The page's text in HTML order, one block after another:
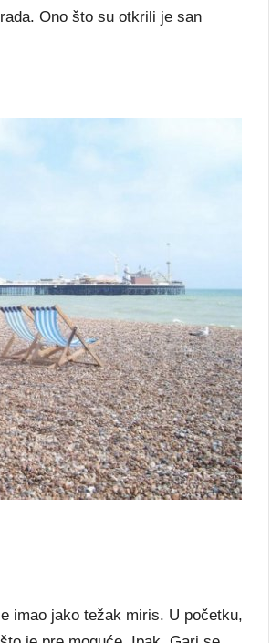
Ono što su otkrili je san
imao jako težak miris. U početku,